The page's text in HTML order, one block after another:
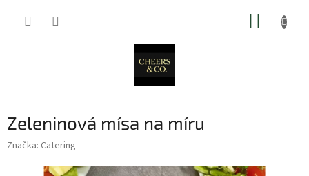
Zeleninová mísa na míru
Značka: Catering